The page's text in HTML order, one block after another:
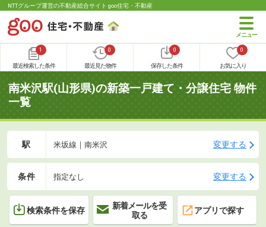
NTTグループ運営の不動産総合サイト goo住宅・不動産
1
最近検索した条件
0
最近見た物件
0
保存した条件
0
お気に入り
南米沢駅(山形県)の新築一戸建て・分譲住宅 物件
一覧
駅 米坂線｜南米沢 変更する
条件 指定なし 変更する
検索条件を保存
新着メールを受
取る
アプリで探す